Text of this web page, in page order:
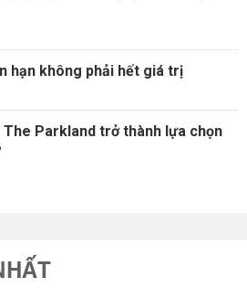
hạn không phải hết giá trị
The Parkland trở thành lựa chọn